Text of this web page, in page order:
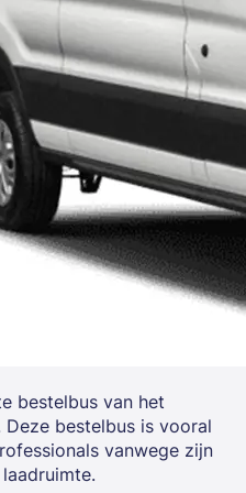
bestelbus van het
bestelbus is vooral
vanwege zijn